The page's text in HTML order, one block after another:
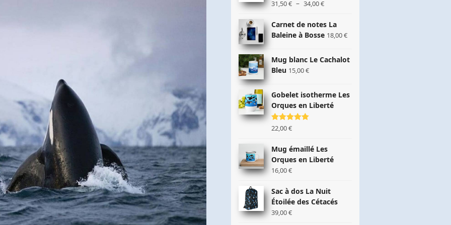
à
31,50€ – 34,00€Plage
prix :
31,50 €
34,00 €
Carnet de notes La
Baleine à Bosse 18,00€
Mug blanc Le Cachalot
Bleu 15,00€
Gobelet isotherme Les
Orques en Liberté
Note 5.00
sur 5
22,00€
Mug émaillé Les
Orques en Liberté
16,00€
Sac à dos La Nuit
Étoilée des Cétacés
39,00€